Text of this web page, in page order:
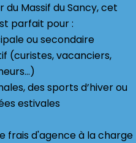
Massif du Sancy, cet
parfait pour :
ou secondaire
(curistes, vacanciers,
des sports d’hiver ou
estivales
frais d'agence à la charge